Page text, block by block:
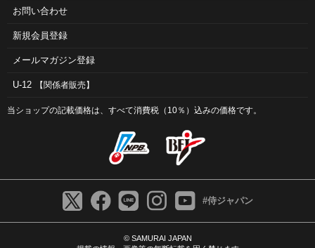
お問い合わせ
新規会員登録
メールマガジン登録
U-12 【関係者販売】
当ショップの記載価格は、すべて消費税（10％）込みの価格です。
#侍ジャパン
© SAMURAI JAPAN